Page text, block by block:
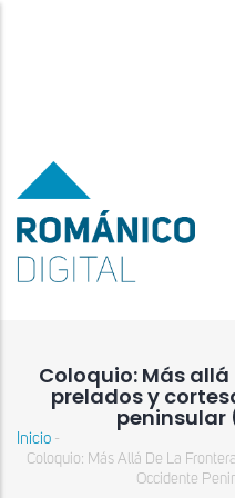
contenido
principal
Coloquio: Más
prelados y
peninsular
Sobrescribir
Inicio -
Coloquio: Más Allá De La
Occidente